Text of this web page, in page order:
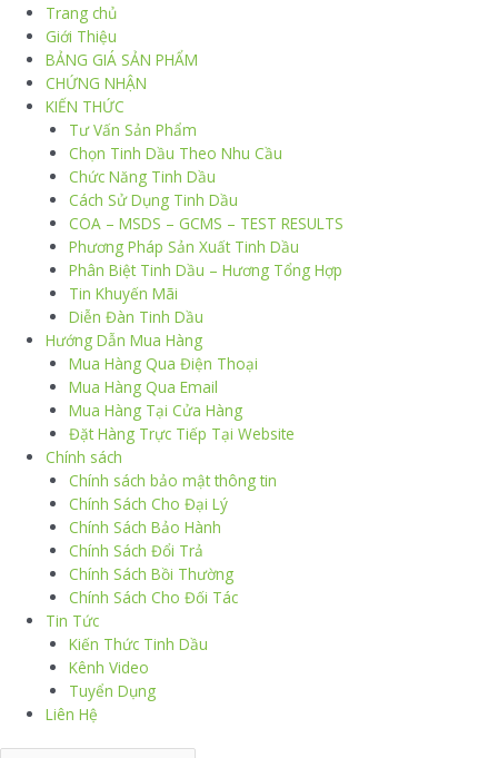
Trang chủ
Giới Thiệu
BẢNG GIÁ SẢN PHẨM
CHỨNG NHẬN
KIẾN THỨC
Tư Vấn Sản Phẩm
Chọn Tinh Dầu Theo Nhu Cầu
Chức Năng Tinh Dầu
Cách Sử Dụng Tinh Dầu
COA – MSDS – GCMS – TEST RESULTS
Phương Pháp Sản Xuất Tinh Dầu
Phân Biệt Tinh Dầu – Hương Tổng Hợp
Tin Khuyến Mãi
Diễn Đàn Tinh Dầu
Hướng Dẫn Mua Hàng
Mua Hàng Qua Điện Thoại
Mua Hàng Qua Email
Mua Hàng Tại Cửa Hàng
Đặt Hàng Trực Tiếp Tại Website
Chính sách
Chính sách bảo mật thông tin
Chính Sách Cho Đại Lý
Chính Sách Bảo Hành
Chính Sách Đổi Trả
Chính Sách Bồi Thường
Chính Sách Cho Đối Tác
Tin Tức
Kiến Thức Tinh Dầu
Kênh Video
Tuyển Dụng
Liên Hệ